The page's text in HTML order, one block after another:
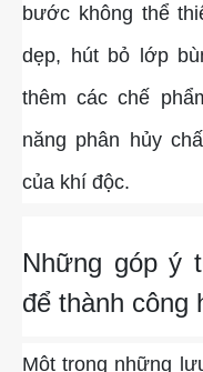
bước không thể
dẹp, hút bỏ lớp
thêm các chế
năng phân hủy
của khí độc.
Những góp ý
để thành công
Một trong những